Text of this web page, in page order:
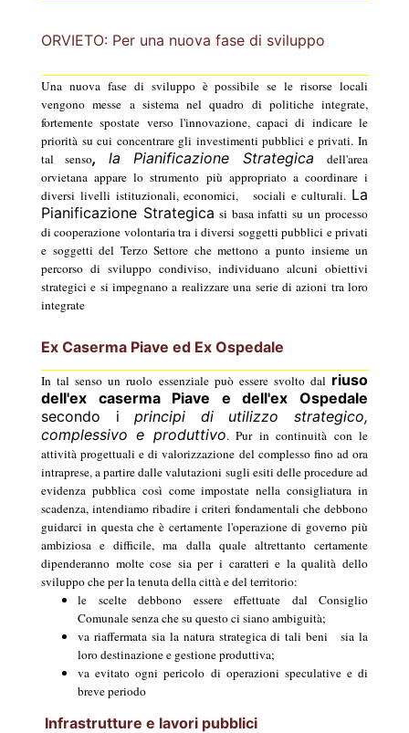
ORVIETO: Per una nuova fase di sviluppo
Una nuova fase di sviluppo è possibile se le risorse locali
vengono messe a sistema nel quadro di politiche integrate,
fortemente spostate verso l'innovazione, capaci di indicare le
priorità su cui concentrare gli investimenti pubblici e privati. In
tal senso, la Pianificazione Strategica
dell'area
orvietana appare lo strumento più appropriato a coordinare i
diversi livelli istituzionali, economici,
sociali e culturali. La
Pianificazione Strategica si basa infatti su un processo
di cooperazione volontaria tra i diversi soggetti pubblici e privati
e soggetti del Terzo Settore che mettono a punto insieme un
percorso di sviluppo condiviso, individuano alcuni obiettivi
strategici e si impegnano a realizzare una serie di azioni tra loro
integrate
Ex Caserma Piave ed Ex Ospedale
In tal senso un ruolo essenziale può essere svolto dal riuso
dell'ex caserma Piave e dell'ex Ospedale
secondo iprincipi di utilizzo strategico,
complessivo e produttivo. Pur in continuità con le
attività progettuali e di valorizzazione del complesso fino ad ora
intraprese, a partire dalle valutazioni sugli esiti delle procedure ad
evidenza pubblica così come impostate nella consigliatura in
scadenza, intendiamo ribadire i criteri fondamentali che debbono
guidarci in questa che è certamente l'operazione di governo più
ambiziosa e difficile, ma dalla quale altrettanto certamente
dipenderanno molte cose sia per i caratteri e la qualità dello
sviluppo che per la tenuta della città e del territorio:
le scelte debbono essere effettuate dal Consiglio
Comunale senza che su questo ci siano ambiguità;
va riaffermata sia la natura strategica di tali beni
sia la
loro destinazione e gestione produttiva;
va evitato ogni pericolo di operazioni speculative e di
breve periodo
Infrastrutture e lavori pubblici